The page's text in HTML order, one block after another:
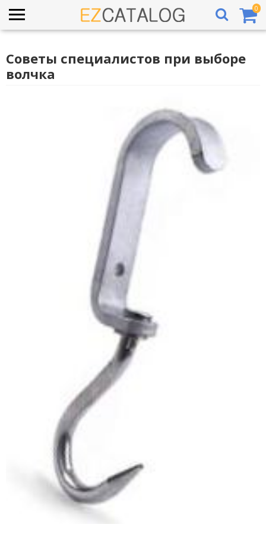
0
Советы специалистов при выборе
волчка